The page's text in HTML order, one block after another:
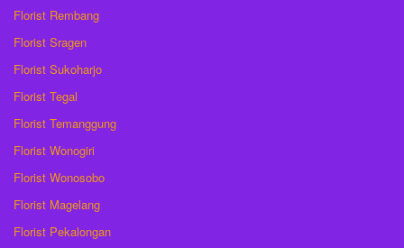
Florist Rembang
Florist Sragen
Florist Sukoharjo
Florist Tegal
Florist Temanggung
Florist Wonogiri
Florist Wonosobo
Florist Magelang
Florist Pekalongan